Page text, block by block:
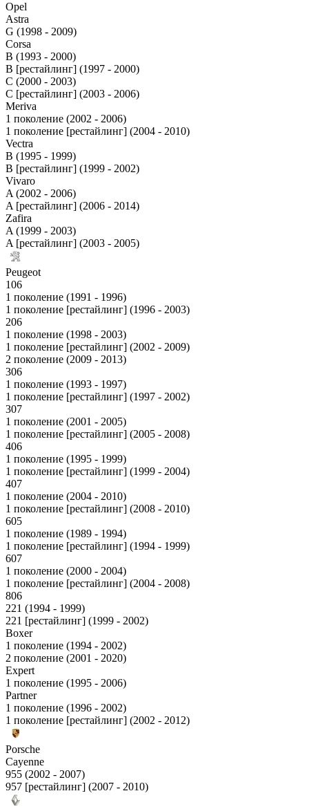
Opel
Astra
G (1998 - 2009)
Corsa
B (1993 - 2000)
B [рестайлинг] (1997 - 2000)
C (2000 - 2003)
C [рестайлинг] (2003 - 2006)
Meriva
1 поколение (2002 - 2006)
1 поколение [рестайлинг] (2004 - 2010)
Vectra
B (1995 - 1999)
B [рестайлинг] (1999 - 2002)
Vivaro
A (2002 - 2006)
A [рестайлинг] (2006 - 2014)
Zafira
A (1999 - 2003)
A [рестайлинг] (2003 - 2005)
Peugeot
106
1 поколение (1991 - 1996)
1 поколение [рестайлинг] (1996 - 2003)
206
1 поколение (1998 - 2003)
1 поколение [рестайлинг] (2002 - 2009)
2 поколение (2009 - 2013)
306
1 поколение (1993 - 1997)
1 поколение [рестайлинг] (1997 - 2002)
307
1 поколение (2001 - 2005)
1 поколение [рестайлинг] (2005 - 2008)
406
1 поколение (1995 - 1999)
1 поколение [рестайлинг] (1999 - 2004)
407
1 поколение (2004 - 2010)
1 поколение [рестайлинг] (2008 - 2010)
605
1 поколение (1989 - 1994)
1 поколение [рестайлинг] (1994 - 1999)
607
1 поколение (2000 - 2004)
1 поколение [рестайлинг] (2004 - 2008)
806
221 (1994 - 1999)
221 [рестайлинг] (1999 - 2002)
Boxer
1 поколение (1994 - 2002)
2 поколение (2001 - 2020)
Expert
1 поколение (1995 - 2006)
Partner
1 поколение (1996 - 2002)
1 поколение [рестайлинг] (2002 - 2012)
Porsche
Cayenne
955 (2002 - 2007)
957 [рестайлинг] (2007 - 2010)